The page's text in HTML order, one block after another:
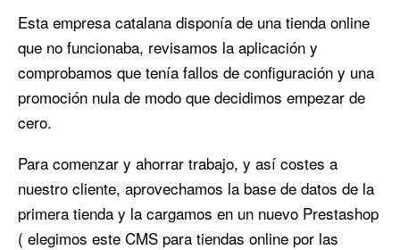
Esta empresa catalana disponía de una tienda online
que no funcionaba, revisamos la aplicación y
comprobamos que tenía fallos de configuración y una
promoción nula de modo que decidimos empezar de
cero.
Para comenzar y ahorrar trabajo, y así costes a
nuestro cliente, aprovechamos la base de datos de la
primera tienda y la cargamos en un nuevo Prestashop
( elegimos este CMS para tiendas online por las